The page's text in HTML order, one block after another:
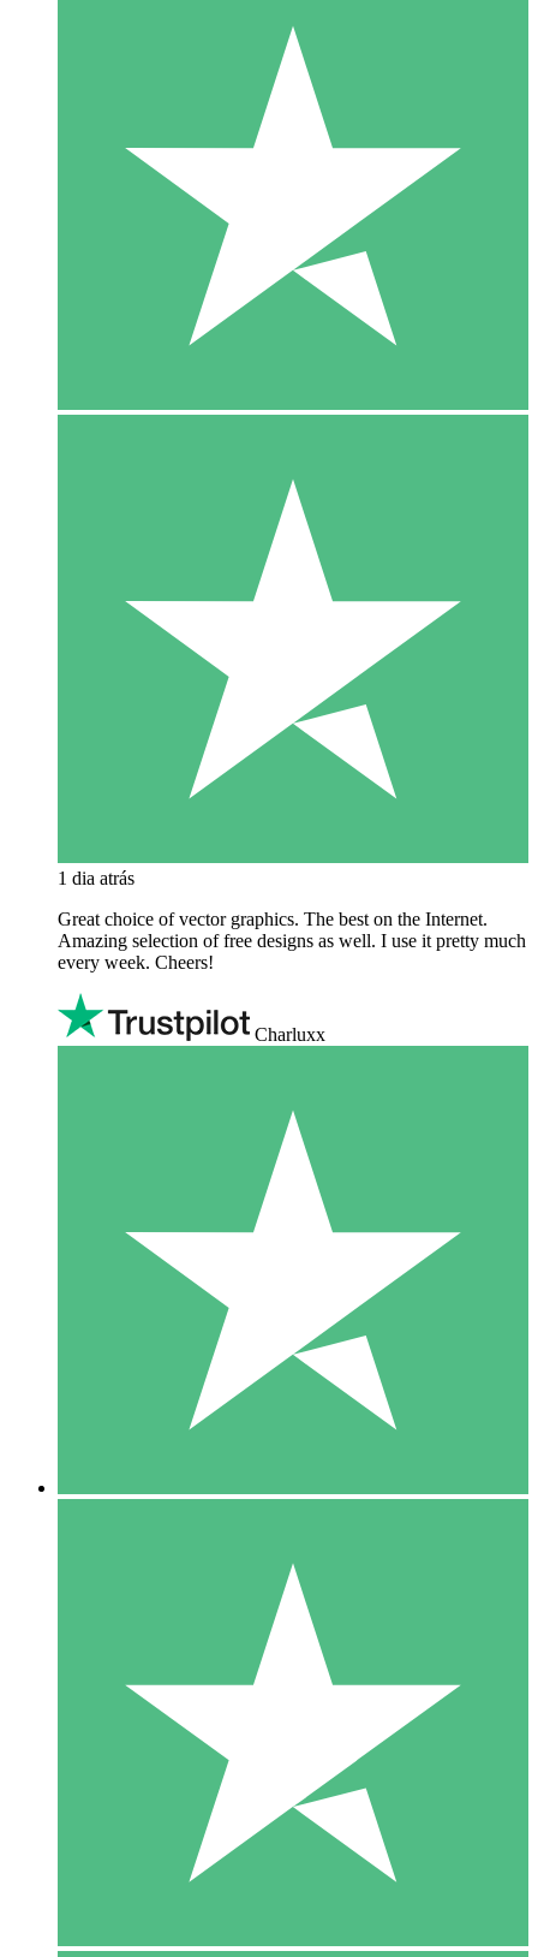
1 dia atrás
Great choice of vector graphics. The best on the Internet.
Amazing selection of free designs as well. I use it pretty much
every week. Cheers!
Charluxx